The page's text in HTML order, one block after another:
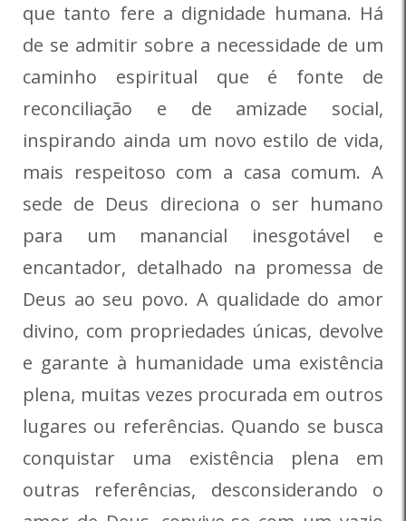
que tanto fere a dignidade humana. Há
de se admitir sobre a necessidade de um
caminho espiritual que é fonte de
reconciliação e de amizade social,
inspirando ainda um novo estilo de vida,
mais respeitoso com a casa comum. A
sede de Deus direciona o ser humano
para um manancial inesgotável e
encantador, detalhado na promessa de
Deus ao seu povo. A qualidade do amor
divino, com propriedades únicas, devolve
e garante à humanidade uma existência
plena, muitas vezes procurada em outros
lugares ou referências. Quando se busca
conquistar uma existência plena em
outras referências, desconsiderando o